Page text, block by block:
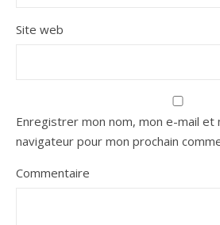
Site web
Enregistrer mon nom, mon e-mail et
navigateur pour mon prochain
Commentaire